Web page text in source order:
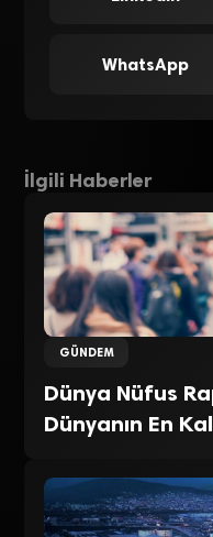
WhatsApp
İlgili Haberler
GÜNDEM
Dünya Nüfus
Dünyanın En